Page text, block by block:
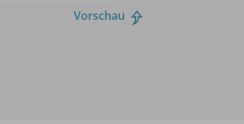
Vorschau